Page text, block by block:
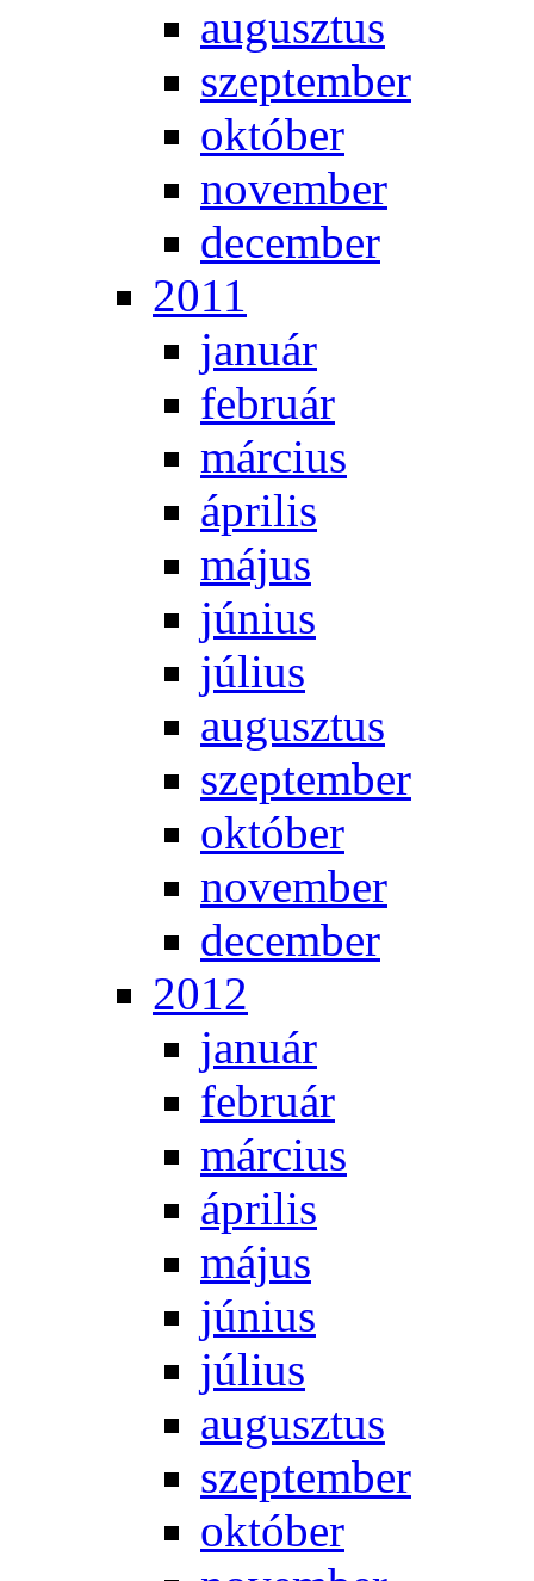
au­gusz­tus
szep­tem­ber
ok­tó­ber
no­vem­ber
de­cem­ber
2011
ja­nu­ár
feb­ru­ár
már­ci­us
áp­ri­lis
má­jus
jú­ni­us
jú­li­us
au­gusz­tus
szep­tem­ber
ok­tó­ber
no­vem­ber
de­cem­ber
2012
ja­nu­ár
feb­ru­ár
már­ci­us
áp­ri­lis
má­jus
jú­ni­us
jú­li­us
au­gusz­tus
szep­tem­ber
ok­tó­ber